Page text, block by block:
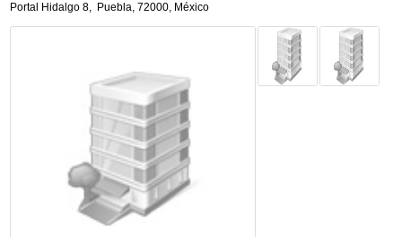
Portal Hidalgo 8, Puebla,72000, México